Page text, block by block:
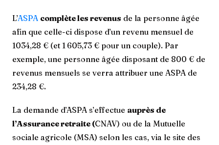
L’ASPA complète les revenus de la personne âgée
afin que celle-ci dispose d’un revenu mensuel de
1034,28 € (et 1 605,73 € pour un couple). Par
exemple, une personne âgée disposant de 800 € de
revenus mensuels se verra attribuer une ASPA de
234,28 €.
La demande d’ASPA s’effectue auprès de
l’Assurance retraite (CNAV) ou de la Mutuelle
sociale agricole (MSA) selon les cas, via le site des